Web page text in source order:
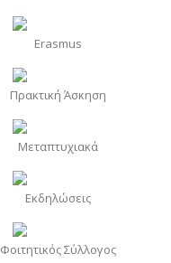
Erasmus
Πρακτική Άσκηση
Μεταπτυχιακά
Εκδηλώσεις
Φοιτητικός Σύλλογος